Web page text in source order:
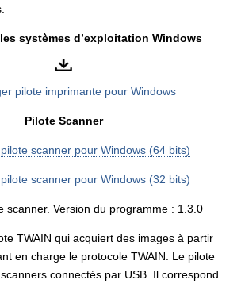
systèmes d’exploitation Windows
pilote imprimante pour Windows
Pilote Scanner
scanner pour Windows (64 bits)
scanner pour Windows (32 bits)
scanner. Version du programme : 1.3.0
TWAIN qui acquiert des images à partir
en charge le protocole TWAIN. Le pilote
connectés par USB. Il correspond